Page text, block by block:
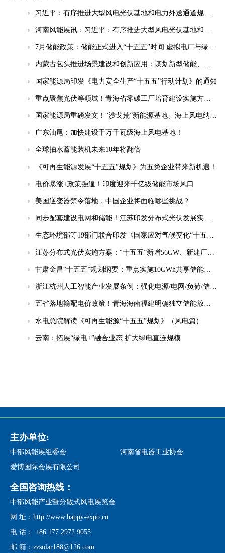
习近平：有序推进大型风电光伏基地和电力外送通道规划建设，加快重点行业清洁能源替代
河南风能展讯：习近平：有序推进大型风电光伏基地和电力外送通道规划建设，加快重点行业清洁能源替代
7月储能政策：储能正式进入“十五五”时间 虚拟电厂与绿电直连成热点
内蒙古包头推进场景建设和创新应用：谋划新型储能、智能电网等相关场景
国家能源局印发《电力安全生产“十五五”行动计划》的通知
重点聚焦光伏等领域！青海省零碳工厂培育建设实施方案(试行)发布
国家能源局重磅发文！“沙戈荒”新能源基地、海上风电纳入“十五五”安全重点管控工程
广东汕尾：加快建设千万千瓦级海上风电基地！
全球抽水蓄能装机未来10年将翻倍
《可再生能源发展“十五五”规划》为五类企业带来新机遇！
电价暴涨+政策强逼！印度迎来千亿级储能市场风口
美国逆变器禁令落地，中国企业将面临哪些挑战？
同步配套建设电网和储能！江苏印发分布式光伏发展实施方案（2026-2030年）
生态环境部等19部门联合印发《国家应对气候变化“十五五”规划》
江苏分布式光伏实施方案：“十五五”新增56GW、新建厂房100%安装
甘肃金昌“十五五”规划纲要：重点实施10GWh共享储能电站等项目
浙江杭州人工智能产业发展条例：强化电源/电网/负荷/储能协同，推动城市供电可靠性符合算力设施标准
五省落地输配电价政策！青海海南福建明确独立储能放电退减输配电费！
水电总院解读《可再生能源“十五五”规划》（风电篇）
云南：拓展“绿电+”融合业态 扩大绿电直连规模
主办单位:
中部风能展组委会
河南省电器工业协会
爱博国际会展有限公司
全国咨询热线：
中部风能产业暨分散式风电展览会
网 址：http://www.happy-expo.cn
电 话： +86 177 2972 9055
邮 箱：zzsolar188@126.com